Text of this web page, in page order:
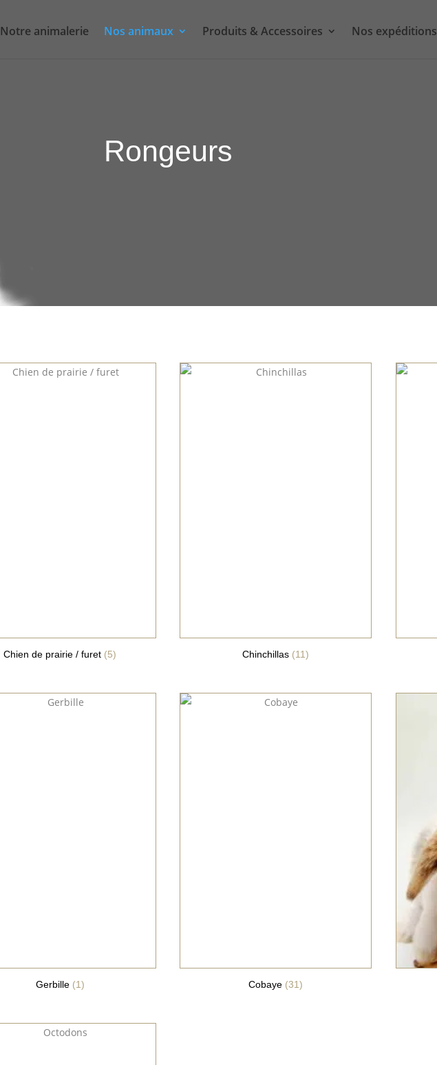
Notre animalerie Nos animaux Produits & Accessoires Nos expéditions
Rongeurs
Chien de prairie / furet (5) Chinchillas (11)
Gerbille (1) Cobaye (31)